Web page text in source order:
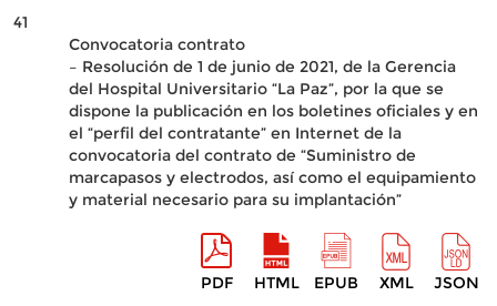
41
Convocatoria contrato
– Resolución de 1 de junio de 2021, de la Gerencia
del Hospital Universitario “La Paz”, por la que se
dispone la publicación en los boletines oficiales y en
el “perfil del contratante” en Internet de la
convocatoria del contrato de “Suministro de
marcapasos y electrodos, así como el equipamiento
y material necesario para su implantación”
PDF HTML EPUB XML JSON